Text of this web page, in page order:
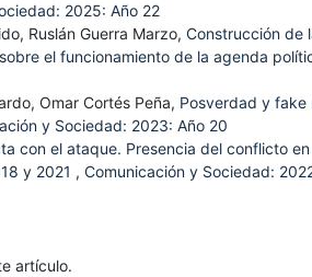
2025: Año 22
Ruslán Guerra Marzo, Construcción de
el funcionamiento de la agenda
Omar Cortés Peña, Posverdad y fake
y Sociedad: 2023: Año 20
con el ataque. Presencia del conflicto
y 2021 , Comunicación y Sociedad:
artículo.